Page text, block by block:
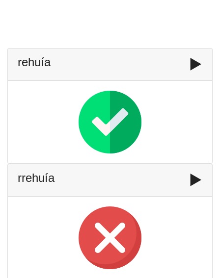
rehuía ▶️
rrehuía ▶️